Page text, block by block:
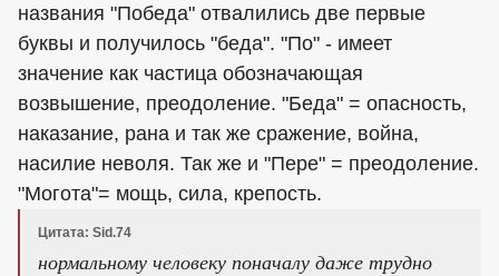
названия "Победа" отвалились две первые
буквы и получилось "беда". "По" - имеет
значение как частица обозначающая
возвышение, преодоление. "Беда" = опасность,
наказание, рана и так же сражение, война,
насилие неволя. Так же и "Пере" = преодоление.
"Могота"= мощь, сила, крепость.
Цитата: Sid.74
нормальному человеку поначалу даже трудно